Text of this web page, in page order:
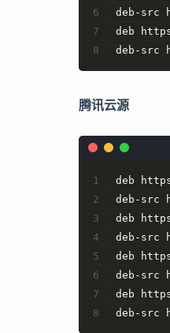
deb-src
deb
deb-src
腾讯云源
deb
deb-src
deb
deb-src
deb
deb-src
deb
deb-src